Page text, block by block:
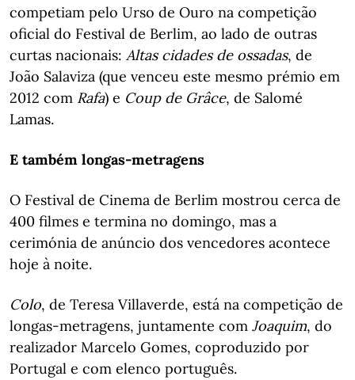
competiam pelo Urso de Ouro na competição
oficial do Festival de Berlim, ao lado de outras
curtas nacionais: Altas cidades de ossadas, de
João Salaviza (que venceu este mesmo prémio em
2012 com Rafa) e Coupde Grâce, de Salomé
Lamas.
E também longas-metragens
O Festival de Cinema de Berlim mostrou cerca de
400 filmes e termina no domingo, mas a
cerimónia de anúncio dos vencedores acontece
hoje à noite.
Colo, de Teresa Villaverde, está na competição de
longas-metragens, juntamente com Joaquim, do
realizador Marcelo Gomes, coproduzido por
Portugal e com elenco português.